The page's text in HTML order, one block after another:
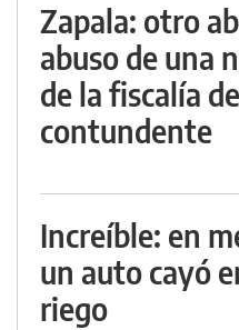
Zapala: otro
abuso de una
de la fiscalía
contundente
Increíble: en
un auto cayó
riego